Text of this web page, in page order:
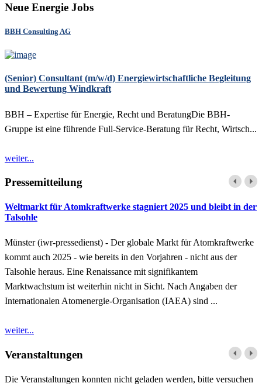
Neue Energie Jobs
BBH Consulting AG
(Senior) Consultant (m/w/d) Energiewirtschaftliche Begleitung
und Bewertung Windkraft
BBH – Expertise für Energie, Recht und BeratungDie BBH-
Gruppe ist eine führende Full-Service-Beratung für Recht, Wirtsch...
weiter...
Pressemitteilung
Weltmarkt für Atomkraftwerke stagniert 2025 und bleibt in der
Talsohle
Münster (iwr-pressedienst) - Der globale Markt für Atomkraftwerke
kommt auch 2025 - wie bereits in den Vorjahren - nicht aus der
Talsohle heraus. Eine Renaissance mit signifikantem
Marktwachstum ist weiterhin nicht in Sicht. Nach Angaben der
Internationalen Atomenergie-Organisation (IAEA) sind ...
weiter...
Veranstaltungen
Die Veranstaltungen konnten nicht geladen werden, bitte versuchen